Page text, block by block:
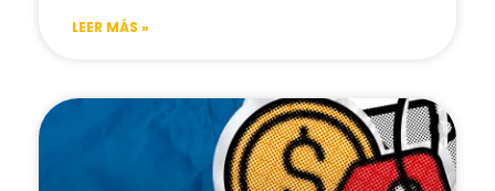
LEER MÁS »